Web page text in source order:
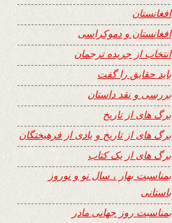
افغانستان
افغانستان و دموکراسی
انتخاب از جریده ترجمان
باید حقایق را گفت
بررسی و نقد داستان
برگ های از تاریخ
برگ های از تاریخ و یادی از فرهیختگان
برگ های از یک کتاب
بمناسبت بهار ، سال نو و نوروز
باستانی
بمناسبت روز جهانی مادر